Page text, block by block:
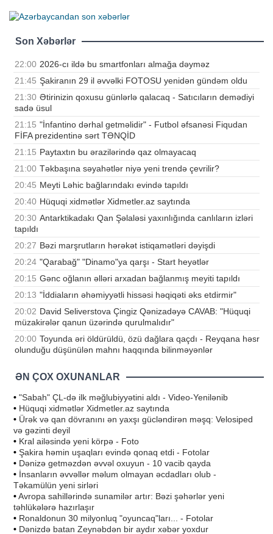
Son Xəbərlər
22:00 2026-cı ildə bu smartfonları almağa dəyməz
21:45 Şakiranın 29 il əvvəlki FOTOSU yenidən gündəm oldu
21:30 Ətirinizin qoxusu günlərlə qalacaq - Satıcıların demədiyi
sadə üsul
21:15 "İnfantino dərhal getməlidir" - Futbol əfsanəsi Fiqudan
FİFA prezidentinə sərt TƏNQİD
21:15 Paytaxtın bu ərazilərində qaz olmayacaq
21:00 Təkbaşına səyahətlər niyə yeni trendə çevrilir?
20:45 Meyti Ləhic bağlarındakı evində tapıldı
20:40 Hüquqi xidmətlər Xidmetler.az saytında
20:30 Antarktikadakı Qan Şəlaləsi yaxınlığında canlıların izləri
tapıldı
20:27 Bəzi marşrutların hərəkət istiqamətləri dəyişdi
20:24 "Qarabağ" "Dinamo"ya qarşı - Start heyətlər
20:15 Gənc oğlanın əlləri arxadan bağlanmış meyiti tapıldı
20:13 "İddiaların əhəmiyyətli hissəsi həqiqəti əks etdirmir"
20:02 David Seliverstova Çingiz Qənizadəyə CAVAB: "Hüquqi
müzakirələr qanun üzərində qurulmalıdır"
20:00 Toyunda əri öldürüldü, özü dağlara qaçdı - Reyqana həsr
olunduğu düşünülən mahnı haqqında bilinməyənlər
ƏN ÇOX OXUNANLAR
• "Sabah" ÇL-də ilk məğlubiyyətini aldı - Video-Yenilənib
• Hüquqi xidmətlər Xidmetler.az saytında
• Ürək və qan dövranını ən yaxşı gücləndirən məşq: Velosiped
və gəzinti deyil
• Kral ailəsində yeni körpə - Foto
• Şakira həmin uşaqları evində qonaq etdi - Fotolar
• Dənizə getməzdən əvvəl oxuyun - 10 vacib qayda
• İnsanların əvvəllər məlum olmayan əcdadları olub -
Təkamülün yeni sirləri
•Avropa sahillərində sunamilər artır: Bəzi şəhərlər yeni
təhlükələrə hazırlaşır
• Ronaldonun 30 milyonluq "oyuncaq"ları... - Fotolar
• Dənizdə batan Zeynəbdən bir aydır xəbər yoxdur